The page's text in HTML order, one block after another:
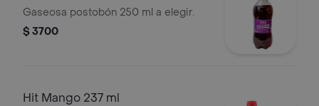
Gaseosa postobón 250 ml a elegir.
$ 3700
Hit Mango 237 ml